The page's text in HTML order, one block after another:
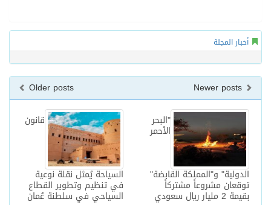
أخبار المجلة
Older posts
قانون
السياحة يُمثل نقلة نوعية
في تنظيم وتطوير القطاع
السياحي في سلطنة عُمان
"البحر
الأحمر
الدولية" و"المملكة القابضة"
توقعان مشروعاً مشتركاً
بقيمة 2 مليار ريال سعودي